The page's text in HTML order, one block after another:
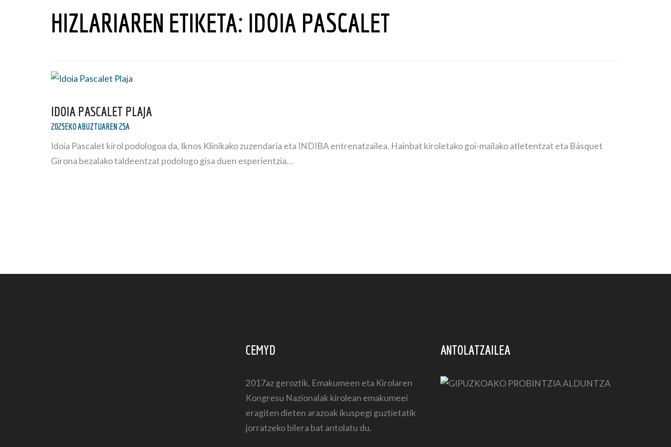
HIZLARIAREN ETIKETA: IDOIA PASCALET
IDOIA PASCALET PLAJA
2025EKO ABUZTUAREN 25A
Idoia Pascalet kirol podologoa da, Iknos Klinikako zuzendaria eta INDIBA entrenatzailea. Hainbat kiroletako goi-mailako atletentzat eta Básquet
Girona bezalako taldeentzat podologo gisa duen esperientzia…
CEMYD
2017az geroztik, Emakumeen eta Kirolaren
Kongresu Nazionalak kirolean emakumeei
eragiten dieten arazoak ikuspegi guztietatik
jorratzeko bilera bat antolatu du.
ANTOLATZAILEA